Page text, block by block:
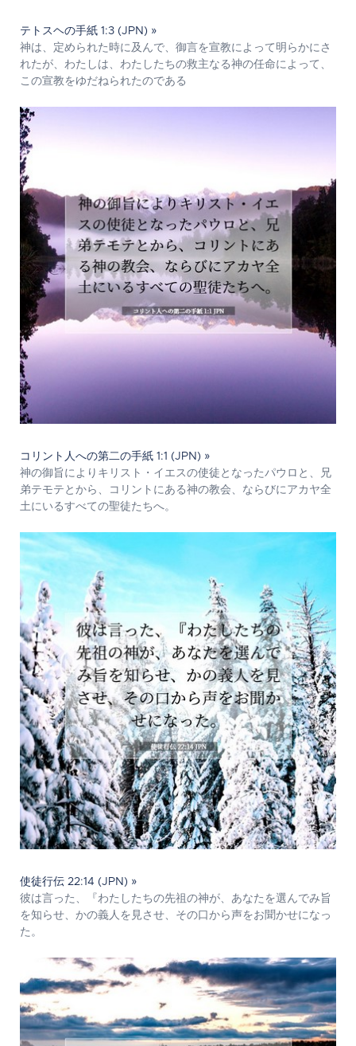
テトスヘの手紙 1:3 (JPN) »
神は、定められた時に及んで、御言を宣教によって明らかにさ
れたが、わたしは、わたしたちの救主なる神の任命によって、
この宣教をゆだねられたのである
コリント人への第二の手紙 1:1 (JPN) »
神の御旨によりキリスト・イエスの使徒となったパウロと、兄
弟テモテとから、コリントにある神の教会、ならびにアカヤ全
土にいるすべての聖徒たちへ。
使徒行伝 22:14 (JPN) »
彼は言った、『わたしたちの先祖の神が、あなたを選んでみ旨
を知らせ、かの義人を見させ、その口から声をお聞かせになっ
た。